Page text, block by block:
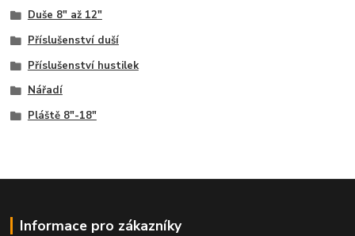
Duše 8" až 12"
Příslušenství duší
Příslušenství hustilek
Nářadí
Pláště 8"-18"
Informace pro zákazníky